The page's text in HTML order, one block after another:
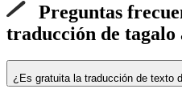
Preguntas
traducción de tagalo
¿Es gratuita la traducción de texto